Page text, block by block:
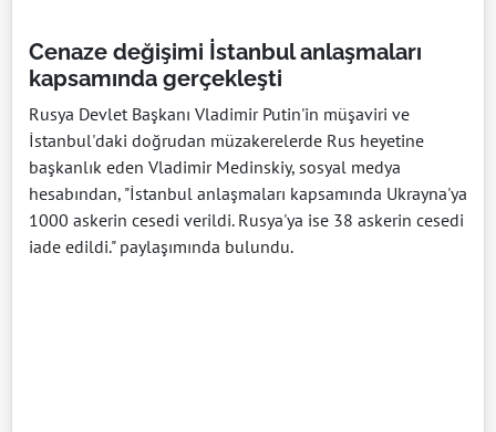
Cenaze değişimi İstanbul anlaşmaları
kapsamında gerçekleşti
Rusya Devlet Başkanı Vladimir Putin'in müşaviri ve
İstanbul'daki doğrudan müzakerelerde Rus heyetine
başkanlık eden Vladimir Medinskiy, sosyal medya
hesabından, "İstanbul anlaşmaları kapsamında Ukrayna'ya
1000 askerin cesedi verildi. Rusya'ya ise 38 askerin cesedi
iade edildi." paylaşımında bulundu.